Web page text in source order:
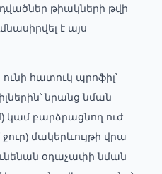
թիակների թվի
է այս
հատուկ պրոֆիլ՝
նրանց նման
կամ բարձրացնող ուժ
մակերևույթի վրա
օդաչափի նման